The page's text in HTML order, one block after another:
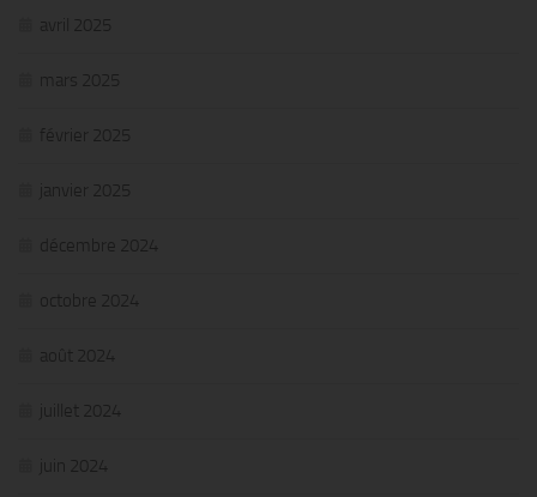
avril 2025
mars 2025
février 2025
janvier 2025
décembre 2024
octobre 2024
août 2024
juillet 2024
juin 2024